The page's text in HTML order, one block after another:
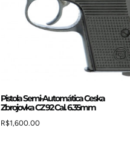
Pistola Semi-Automática Ceska
Zbrojovka CZ 92 Cal. 6.35mm
R$1,600.00